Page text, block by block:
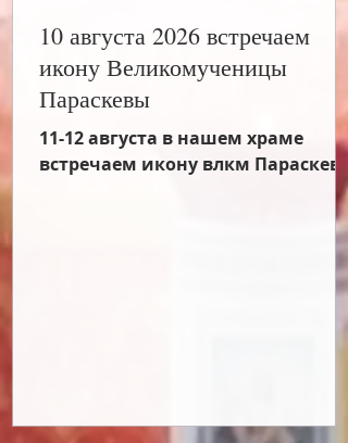
10 августа 2026 встречаем
икону Великомученицы
Параскевы
11-12 августа в нашем храме
встречаем икону влкм Параскевы